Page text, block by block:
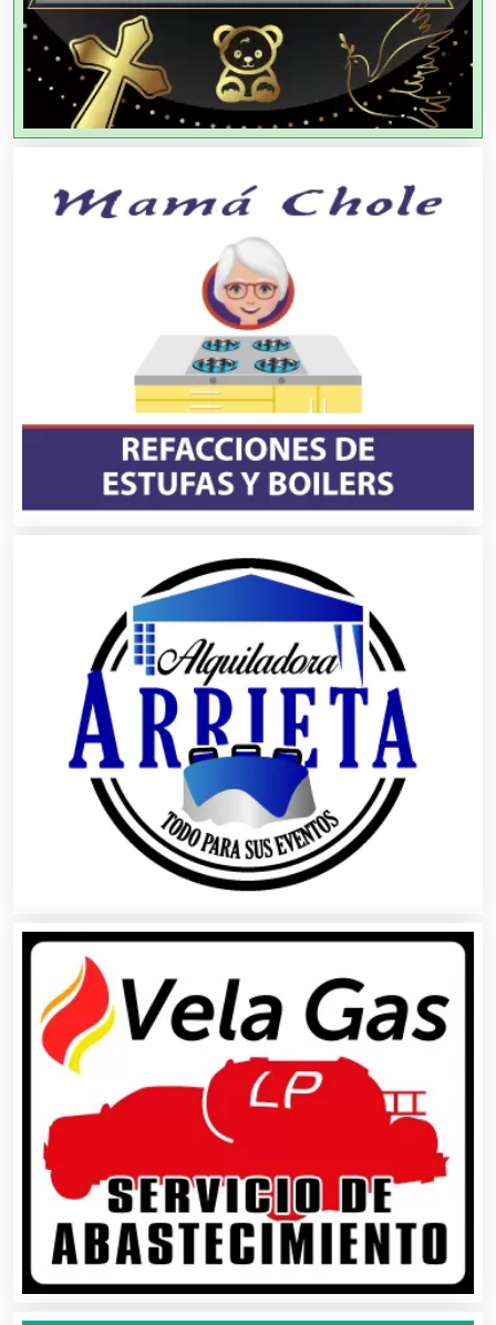
Agencias de Viajes
Agricultores
Agricultura y Ganadería
Agua Purificada
Aire Acondicionado
Alarmas
Alimentos
Almacenaje
Alquiler de Autos
Alquiler de Equipos para Fiestas
Alquiler de Sillas y Mesas
Alquiler de Trajes de Etiqueta
Aluminio